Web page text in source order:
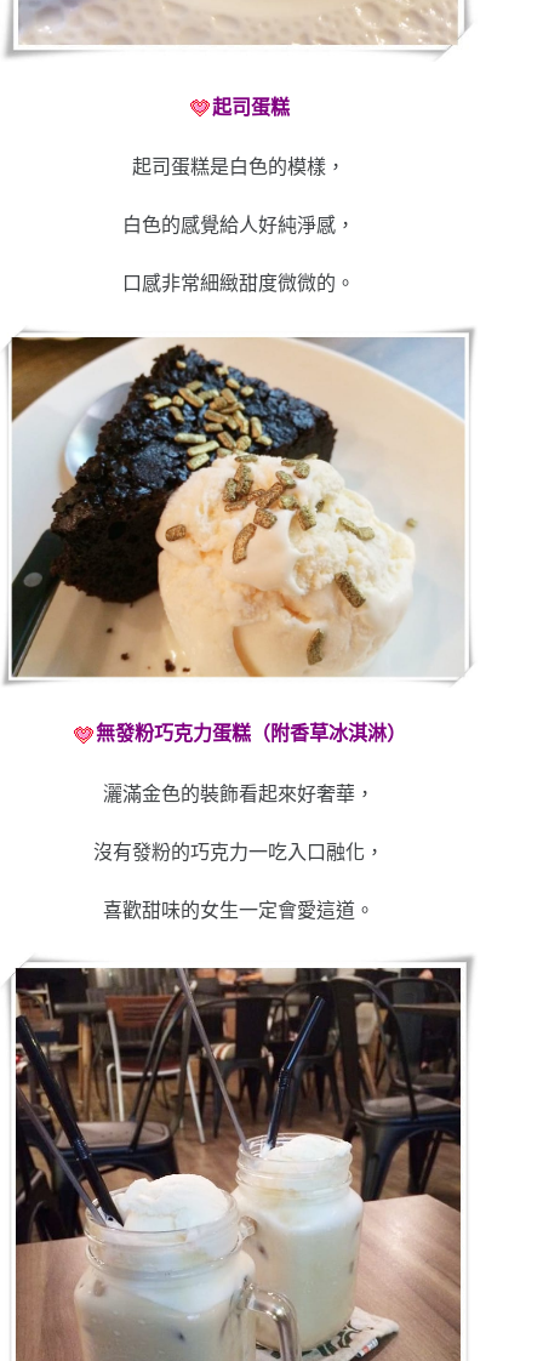
起司蛋糕
起司蛋糕是白色的模樣，
白色的感覺給人好純淨感，
口感非常細緻甜度微微的。
無發粉巧克力蛋糕（附香草冰淇淋）
灑滿金色的裝飾看起來好奢華，
沒有發粉的巧克力一吃入口融化，
喜歡甜味的女生一定會愛這道。